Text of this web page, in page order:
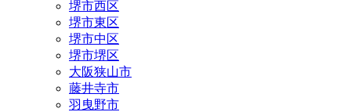
堺市西区
堺市東区
堺市中区
堺市堺区
大阪狭山市
藤井寺市
羽曳野市